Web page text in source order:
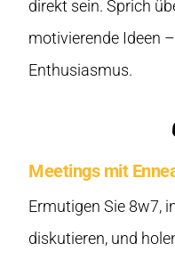
direkt sein. Sprich
motivierende Ideen
Enthusiasmus.
Meetings mit
Ermutigen Sie 8w7,
diskutieren, und